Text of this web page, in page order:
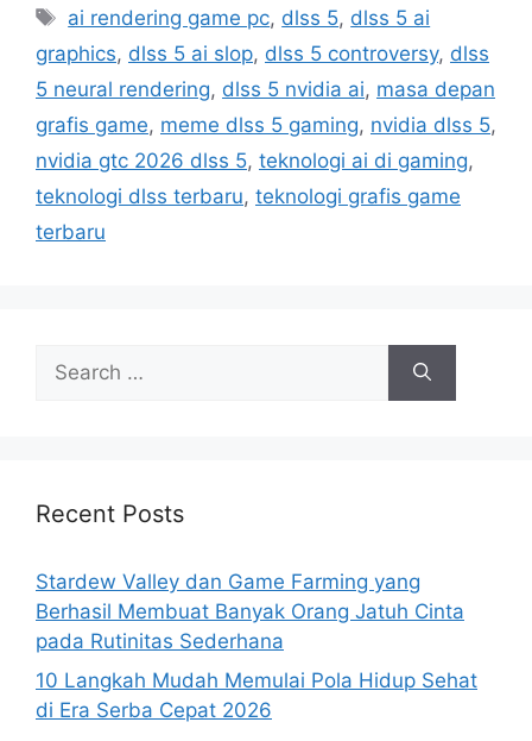
Tags
ai rendering game pc, dlss 5, dlss 5 ai
graphics, dlss 5 ai slop, dlss 5 controversy, dlss
5 neural rendering, dlss 5 nvidia ai, masa depan
grafis game, meme dlss 5 gaming, nvidia dlss 5,
nvidia gtc 2026 dlss 5, teknologi ai di gaming,
teknologi dlss terbaru, teknologi grafis game
terbaru
for:
Recent Posts
Stardew Valley dan Game Farming yang
Berhasil Membuat Banyak Orang Jatuh Cinta
pada Rutinitas Sederhana
10 Langkah Mudah Memulai Pola Hidup Sehat
di Era Serba Cepat 2026